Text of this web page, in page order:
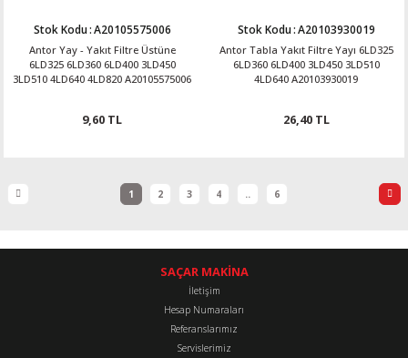
Stok Kodu:A20105575006
Antor Yay - Yakıt Filtre Üstüne
6LD325 6LD360 6LD400 3LD450
3LD510 4LD640 4LD820 A20105575006
9,60 TL
Stok Kodu:A20103930019
Antor Tabla Yakıt Filtre Yayı 6LD325
6LD360 6LD400 3LD450 3LD510
4LD640 A20103930019
26,40 TL
1 2 3 4 .. 6
SAÇAR MAKİNA
İletişim
Hesap Numaraları
Referanslarımız
Servislerimiz